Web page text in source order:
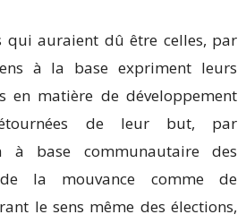
qui auraient dû être celles, par
à la base expriment leurs
en matière de développement
de leur but, par
à base communautaire des
la mouvance comme de
le sens même des élections,